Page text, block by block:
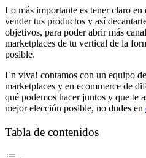
Lo más importante es tener claro en
vender tus productos y así
objetivos, para poder abrir más
marketplaces de tu vertical de la
posible.
En viva! contamos con un equipo
marketplaces y en ecommerce de
qué podemos hacer juntos y que te
mejor elección posible, no dudes en
Tabla de contenidos